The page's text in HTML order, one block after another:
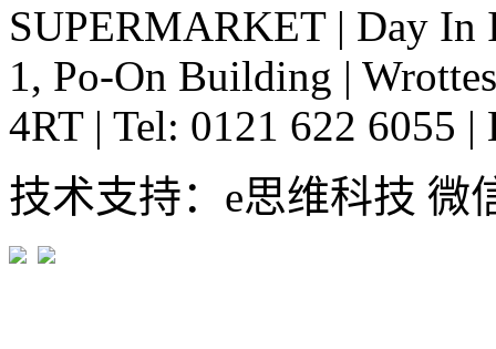
SUPERMARKET | Day In
1, Po-On Building |
4RT | Tel: 0121 622 6055 |
技术支持：e思维科技 微